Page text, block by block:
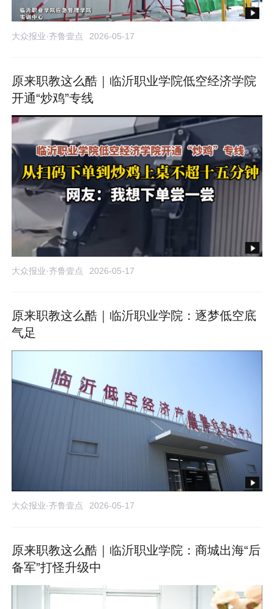
大众报业·齐鲁壹点 2026-05-17
原来职教这么酷｜临沂职业学院低空经济学院
开通“炒鸡”专线
大众报业·齐鲁壹点 2026-05-17
原来职教这么酷｜临沂职业学院：逐梦低空底
气足
大众报业·齐鲁壹点 2026-05-17
原来职教这么酷｜临沂职业学院：商城出海“后
备军”打怪升级中